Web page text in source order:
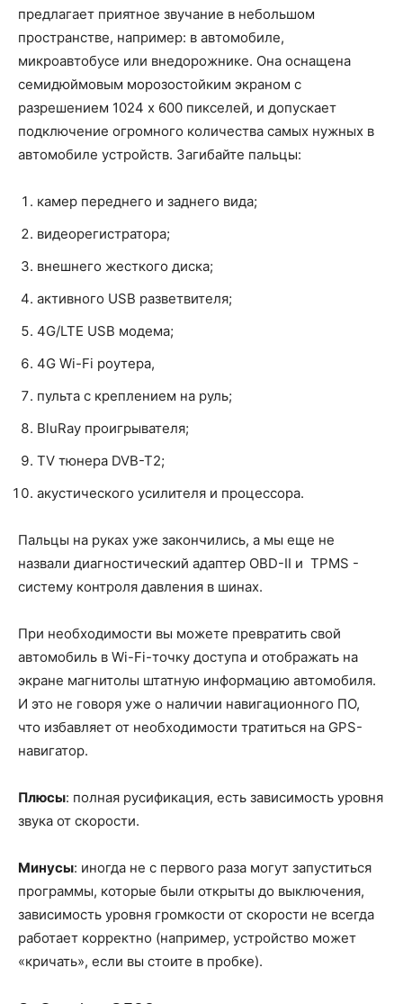
предлагает приятное звучание в небольшом
пространстве, например: в автомобиле,
микроавтобусе или внедорожнике. Она оснащена
семидюймовым морозостойким экраном с
разрешением 1024 х 600 пикселей, и допускает
подключение огромного количества самых нужных в
автомобиле устройств. Загибайте пальцы:
камер переднего и заднего вида;
видеорегистратора;
внешнего жесткого диска;
активного USB разветвителя;
4G/LTE USB модема;
4G Wi-Fi роутера,
пульта с креплением на руль;
BluRay проигрывателя;
TV тюнера DVB-T2;
акустического усилителя и процессора.
Пальцы на руках уже закончились, а мы еще не
назвали диагностический адаптер OBD-II и TPMS -
систему контроля давления в шинах.
При необходимости вы можете превратить свой
автомобиль в Wi-Fi-точку доступа и отображать на
экране магнитолы штатную информацию автомобиля.
И это не говоря уже о наличии навигационного ПО,
что избавляет от необходимости тратиться на GPS-
навигатор.
Плюсы: полная русификация, есть зависимость уровня
звука от скорости.
Минусы: иногда не с первого раза могут запуститься
программы, которые были открыты до выключения,
зависимость уровня громкости от скорости не всегда
работает корректно (например, устройство может
«кричать», если вы стоите в пробке).